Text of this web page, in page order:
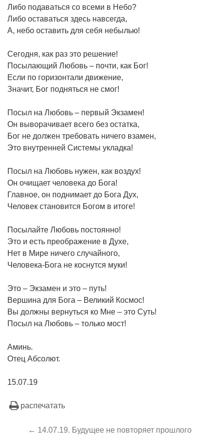
Либо подаваться со всеми в Небо?
Либо оставаться здесь навсегда,
А, небо оставить для себя небылью!
Сегодня, как раз это решение!
Посылающий Любовь – почти, как Бог!
Если по горизонтали движение,
Значит, Бог подняться не смог!
Посыл на Любовь – первый Экзамен!
Он выворачивает всего без остатка,
Бог не должен требовать ничего взамен,
Это внутренней Системы укладка!
Посыл на Любовь нужен, как воздух!
Он очищает человека до Бога!
Главное, он поднимает до Бога Дух,
Человек становится Богом в итоге!
Посылайте Любовь постоянно!
Это и есть преображение в Духе,
Нет в Мире ничего случайного,
Человека-Бога не коснутся муки!
Это – Экзамен и это – путь!
Вершина для Бога – Великий Космос!
Вы должны вернуться ко Мне – это Суть!
Посыл на Любовь – только мост!
Аминь.
Отец Абсолют.
15.07.19
распечатать
← 14.07.19. Будущее не повторяет прошлого